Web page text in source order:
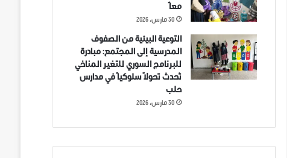
معاً
30 مارس، 2026
التوعية البيئية من الصفوف
المدرسية إلى المجتمع: مبادرة
للبرنامج السوري للتغير المناخي
تُحدث تحولاً سلوكياً في مدارس
حلب
30 مارس، 2026